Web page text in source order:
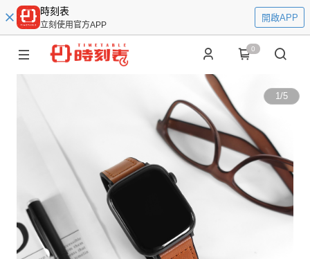
時刻表
立刻使用官方APP
開啟APP
0
1/5